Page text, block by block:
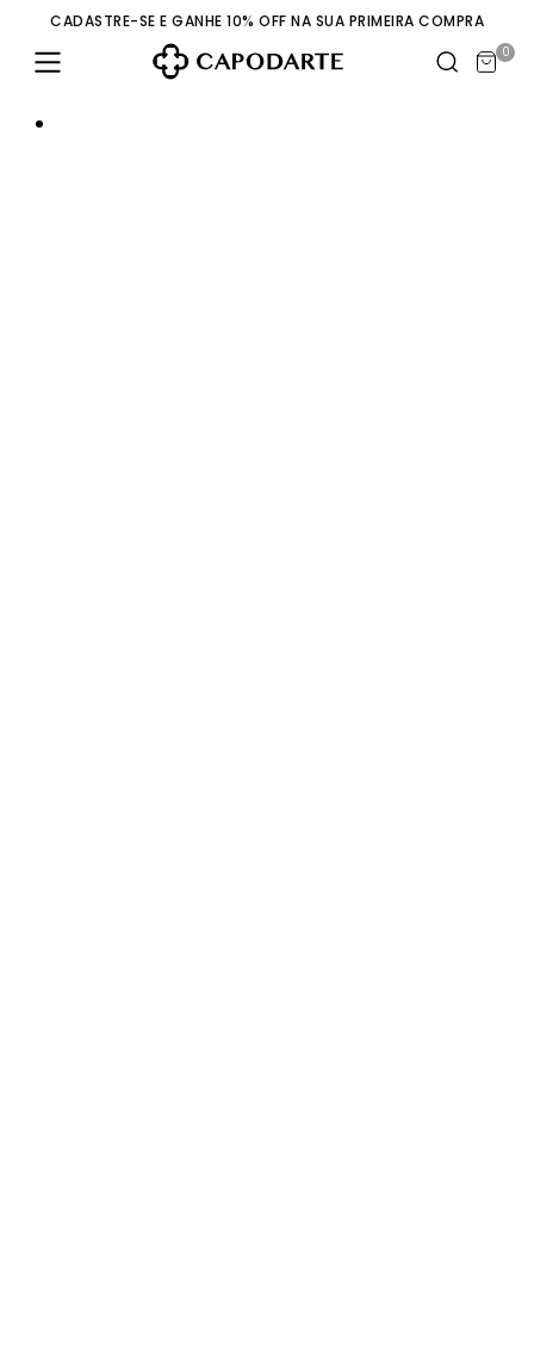
CADASTRE-SE E GANHE 10% OFF NA SUA PRIMEIRA COMPRA
0